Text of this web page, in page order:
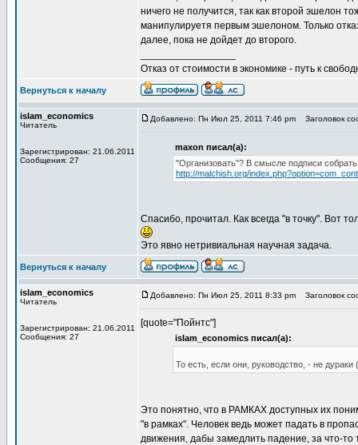
ничего не получится, так как второй эшелон
манипулируетя первым эшелоном. Только
далее, пока не дойдет до второго.
Отказ от стоимости в экономике - путь к
Вернуться к началу
islam_economics
Читатель
Зарегистрирован: 21.06.2011
Сообщения: 27
Добавлено: Пн Июл 25, 2011 7:46 pm Заголовок
maxon писал(а):
"Организовать"? В смысле подписи
http://malchish.org/
Спасибо, прочитал. Как всегда "в точку". Вот
Это явно нетривиальная научная задача.
Вернуться к началу
islam_economics
Читатель
Зарегистрирован: 21.06.2011
Сообщения: 27
Добавлено: Пн Июл 25, 2011 8:33 pm Заголовок
[quote="Пойнтс"]
islam_economics писал(а):
То есть, если они, руководство, - не дураки
Это понятно, что в РАМКАХ доступных их
"в рамках". Человек ведь может падать в
движения, дабы замедлить падение, за что-то